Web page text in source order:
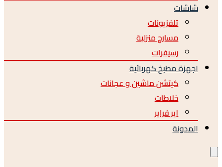
تلفزيونات
مسارح منزلية
رسيفرات
مطبخ كهربائية
كيتشن ماشين و عجانات
خلاطات
اير فراير